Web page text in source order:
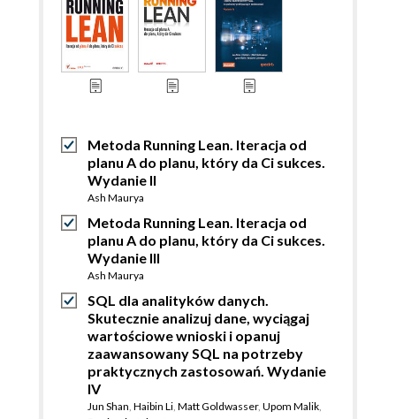
Metoda Running Lean. Iteracja od
planu A do planu, który da Ci sukces.
Wydanie II
Ash Maurya
Metoda Running Lean. Iteracja od
planu A do planu, który da Ci sukces.
Wydanie III
Ash Maurya
SQL dla analityków danych.
Skutecznie analizuj dane, wyciągaj
wartościowe wnioski i opanuj
zaawansowany SQL na potrzeby
praktycznych zastosowań. Wydanie
IV
Jun Shan, Haibin Li, Matt Goldwasser, Upom Malik,